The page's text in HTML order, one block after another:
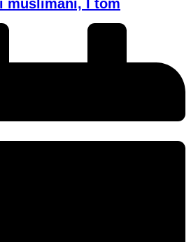
muslimani, I tom